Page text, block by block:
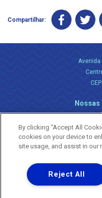
Compartilhar:
Avenida
Nossas
Uma empresa
By clicking “Accept All
cookies on your device to
site usage, and assist in our
Reject All